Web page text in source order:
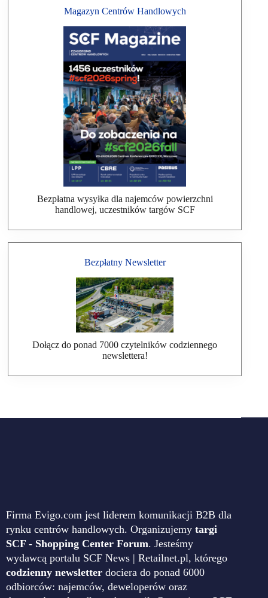
Magazyn Centrów Handlowych
Bezpłatna wysyłka dla najemców powierzchni
handlowej, uczestników targów SCF
Bezpłatny Newsletter
Dołącz do ponad 7000 czytelników codziennego
newslettera!
Firma Evigo.com jest liderem komunikacji B2B dla
rynku centrów handlowych. Organizujemy targi
SCF - Shopping Center Forum. Jesteśmy
wydawcą portalu SCF News | Retailnet.pl, którego
codzienny newsletter dociera do ponad 6000
odbiorców: najemców, deweloperów oraz